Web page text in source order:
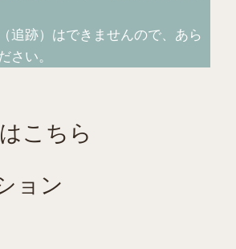
追跡）はできませんので、あら
さい。
こちら
ョン